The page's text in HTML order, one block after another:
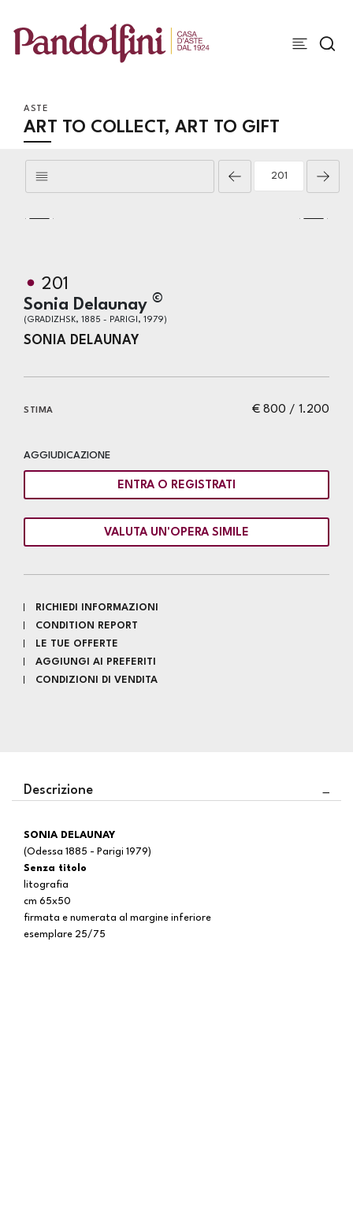
ASTE
ART TO COLLECT, ART TO GIFT
201
Sonia Delaunay ©
(GRADIZHSK, 1885 - PARIGI, 1979)
SONIA DELAUNAY
€ 800 / 1.200
STIMA
AGGIUDICAZIONE
ENTRA O REGISTRATI
VALUTA UN'OPERA SIMILE
RICHIEDI INFORMAZIONI
CONDITION REPORT
LE TUE OFFERTE
AGGIUNGI AI PREFERITI
CONDIZIONI DI VENDITA
Descrizione
SONIA DELAUNAY
(Odessa 1885 - Parigi 1979)
Senza titolo
litografia
cm 65x50
firmata e numerata al margine inferiore
esemplare 25/75